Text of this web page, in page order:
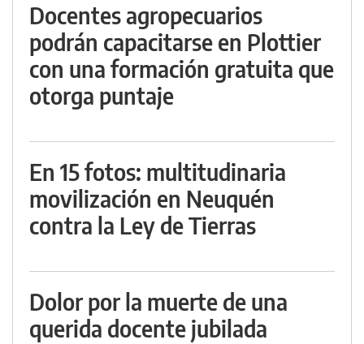
Docentes agropecuarios
podrán capacitarse en Plottier
con una formación gratuita que
otorga puntaje
En 15 fotos: multitudinaria
movilización en Neuquén
contra la Ley de Tierras
Dolor por la muerte de una
querida docente jubilada